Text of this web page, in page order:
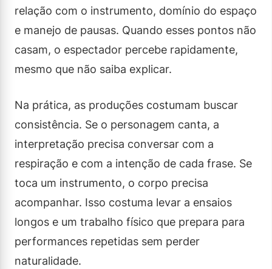
relação com o instrumento, domínio do espaço
e manejo de pausas. Quando esses pontos não
casam, o espectador percebe rapidamente,
mesmo que não saiba explicar.
Na prática, as produções costumam buscar
consistência. Se o personagem canta, a
interpretação precisa conversar com a
respiração e com a intenção de cada frase. Se
toca um instrumento, o corpo precisa
acompanhar. Isso costuma levar a ensaios
longos e um trabalho físico que prepara para
performances repetidas sem perder
naturalidade.